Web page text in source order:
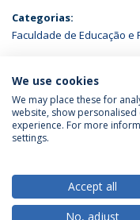
Categorias:
Faculdade de Educação e
ÚLTIMAS NOTÍCIAS
Política de
We use cookies
We may place these for
website, show
experience. For more
settings.
Accept all
No, adjust